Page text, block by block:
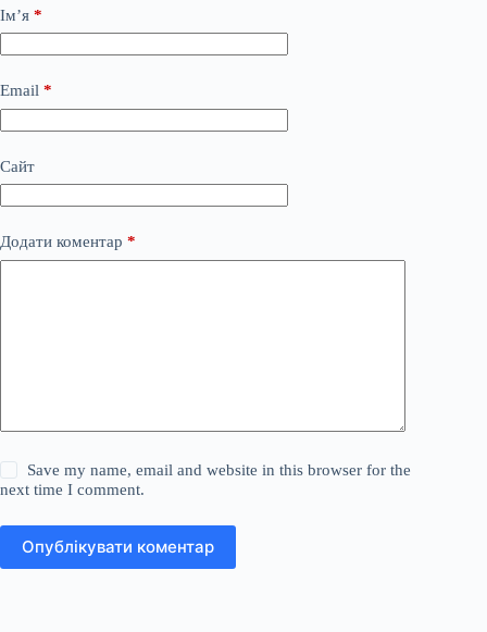
Ім’я *
Email *
Сайт
Додати коментар *
Save my name, email and website in this browser for the
next time I comment.
Опублікувати коментар